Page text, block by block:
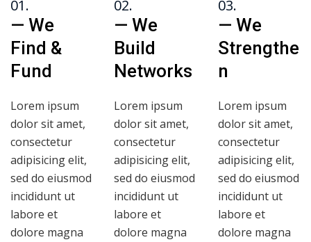
01.
— We
Find &
Fund
Lorem ipsum
dolor sit amet,
consectetur
adipisicing elit,
sed do eiusmod
incididunt ut
labore et
dolore magna
02.
— We
Build
Networks
Lorem ipsum
dolor sit amet,
consectetur
adipisicing elit,
sed do eiusmod
incididunt ut
labore et
dolore magna
03.
— We
Strengthe
n
Lorem ipsum
dolor sit amet,
consectetur
adipisicing elit,
sed do eiusmod
incididunt ut
labore et
dolore magna